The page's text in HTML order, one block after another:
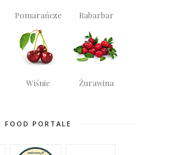
Pomarańcze Rabarbar
Wiśnie Żurawina
FOOD PORTALE